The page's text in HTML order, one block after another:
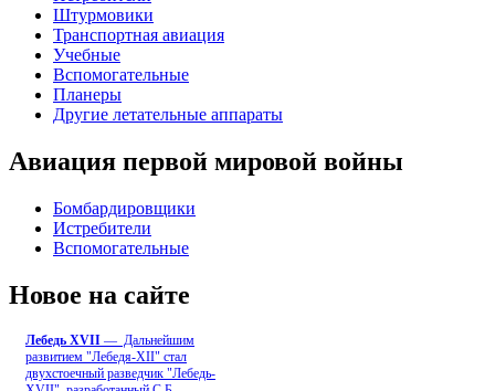
Штурмовики
Транспортная авиация
Учебные
Вспомогательные
Планеры
Другие летательные аппараты
Авиация первой мировой войны
Бомбардировщики
Истребители
Вспомогательные
Новое на сайте
Лебедь ХVII — Дальнейшим
развитием "Лебедя-ХII" стал
двухстоечный разведчик "Лебедь-